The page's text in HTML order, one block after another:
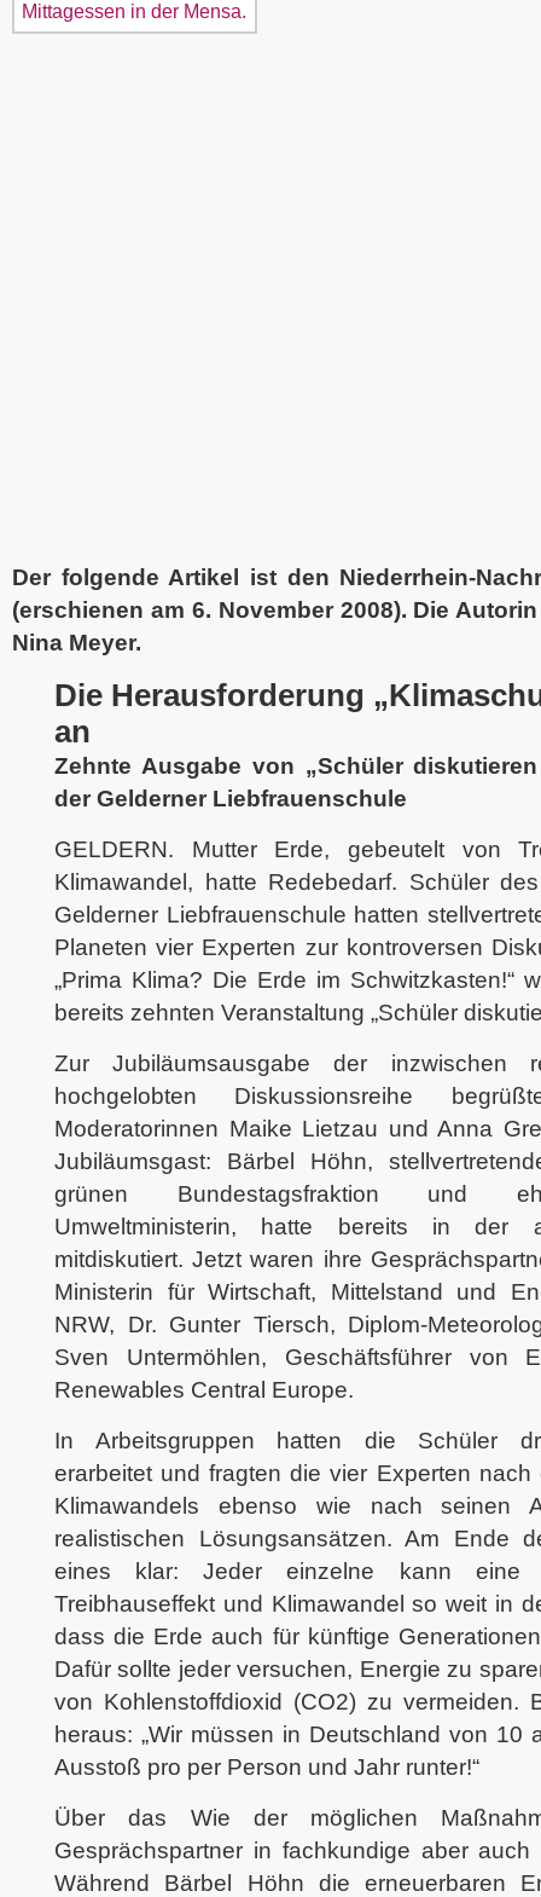
Der folgende Artikel ist den Niederrhein-
(erschienen am 6. November 2008). Die
Nina Meyer.
Die Herausforderung
an
Zehnte Ausgabe von „Schüler
der Gelderner Liebfrauenschule
GELDERN. Mutter Erde, gebeutelt von
Klimawandel, hatte Redebedarf. Schüler
Gelderner Liebfrauenschule hatten
Planeten vier Experten zur kontroversen
„Prima Klima? Die Erde im Schwitzkasten!“
bereits zehnten Veranstaltung „Schüler
Zur Jubiläumsausgabe der inzwischen
hochgelobten Diskussionsreihe
Moderatorinnen Maike Lietzau und Anna
Jubiläumsgast: Bärbel Höhn,
grünen Bundestagsfraktion und
Umweltministerin, hatte bereits in der
mitdiskutiert. Jetzt waren ihre
Ministerin für Wirtschaft, Mittelstand und
NRW, Dr. Gunter Tiersch, Diplom-
Sven Untermöhlen, Geschäftsführer von
Renewables Central Europe.
In Arbeitsgruppen hatten die Schüler
erarbeitet und fragten die vier Experten
Klimawandels ebenso wie nach seinen
realistischen Lösungsansätzen. Am Ende
eines klar: Jeder einzelne kann eine
Treibhauseffekt und Klimawandel so weit in
dass die Erde auch für künftige
Dafür sollte jeder versuchen, Energie zu
von Kohlenstoffdioxid (CO2) zu vermeiden.
heraus: „Wir müssen in Deutschland von 10
Ausstoß pro per Person und Jahr runter!“
Über das Wie der möglichen
Gesprächspartner in fachkundige aber auch
Während Bärbel Höhn die erneuerbaren